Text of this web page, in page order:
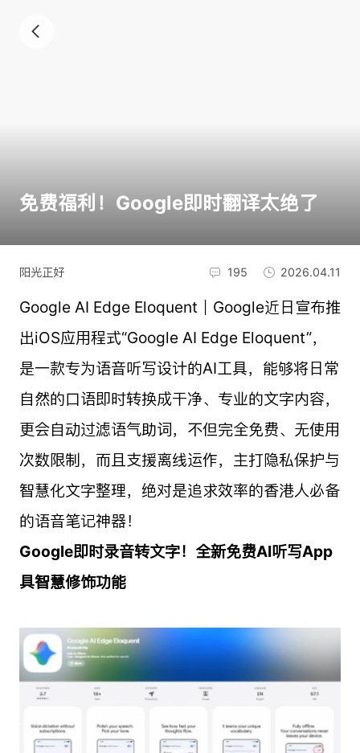
免费福利！Google即时翻译太绝了
阳光正好 195 2026.04.11
Google AI Edge Eloquent｜Google近日宣布推
出iOS应用程式“Google AI Edge Eloquent”，
是一款专为语音听写设计的AI工具，能够将日常
自然的口语即时转换成干净、专业的文字内容，
更会自动过滤语气助词，不但完全免费、无使用
次数限制，而且支援离线运作，主打隐私保护与
智慧化文字整理，绝对是追求效率的香港人必备
的语音笔记神器！
Google即时录音转文字！全新免费AI听写App
具智慧修饰功能